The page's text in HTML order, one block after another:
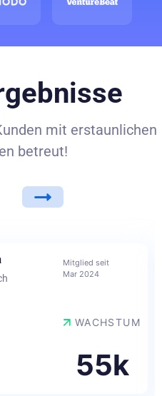
mit erstaunlichen
betreut!
Mitglied seit
Mar 2024
WACHSTUM
55k